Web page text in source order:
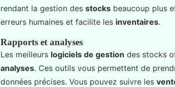
rendant la gestion des stocks beaucoup plus
erreurs humaines et facilite les inventaires.
Rapports et analyses
Les meilleurs logiciels de gestion des stocks
analyses. Ces outils vous permettent de
données précises. Vous pouvez suivre les